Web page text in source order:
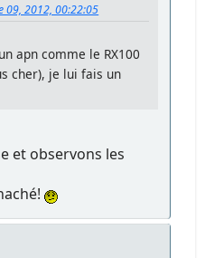
09, 2012, 00:22:05
apn comme le RX100
cher), je lui fais un
et observons les